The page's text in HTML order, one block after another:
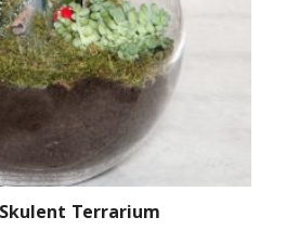
Terrarium